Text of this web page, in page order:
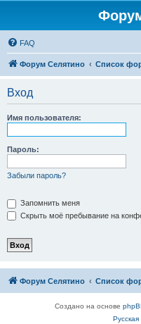
FAQ
Форум Селятино Список
Вход
Имя пользователя:
Пароль:
Забыли пароль?
Запомнить меня
Скрыть моё пребывание на
Форум Селятино Список
Создано на основе